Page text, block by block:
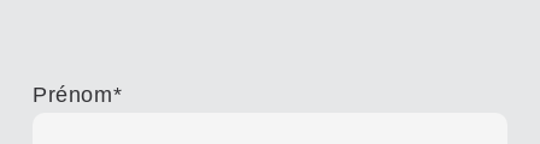
Prénom*